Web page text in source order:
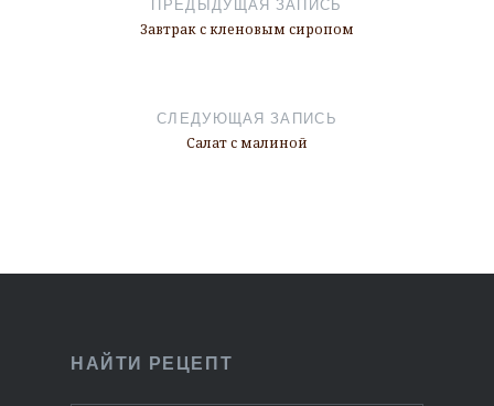
ПРЕДЫДУЩАЯ ЗАПИСЬ
Завтрак с кленовым сиропом
СЛЕДУЮЩАЯ ЗАПИСЬ
Салат с малиной
НАЙТИ РЕЦЕПТ